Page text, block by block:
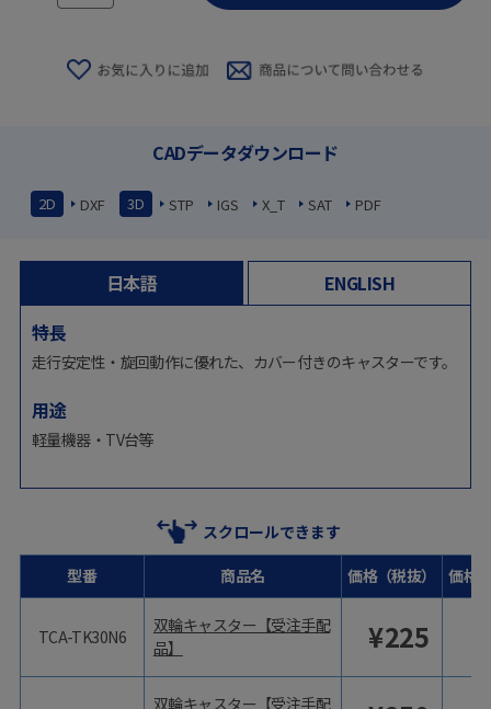
CADデータダウンロード
2D DXF 3D STP IGS X_T SAT PDF
日本語
ENGLISH
特長
走行安定性・旋回動作に優れた、カバー付きのキャスターです。
用途
軽量機器・TV台等
スクロールできます
型番
TCA-TK30N6
商品名 価格（税抜） 価格
双輪キャスター【受注手配
品】
¥225
双輪キャスター【受注手配